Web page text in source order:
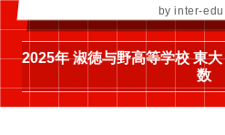
by inter-
2025年 淑徳与野高等学校 東
数